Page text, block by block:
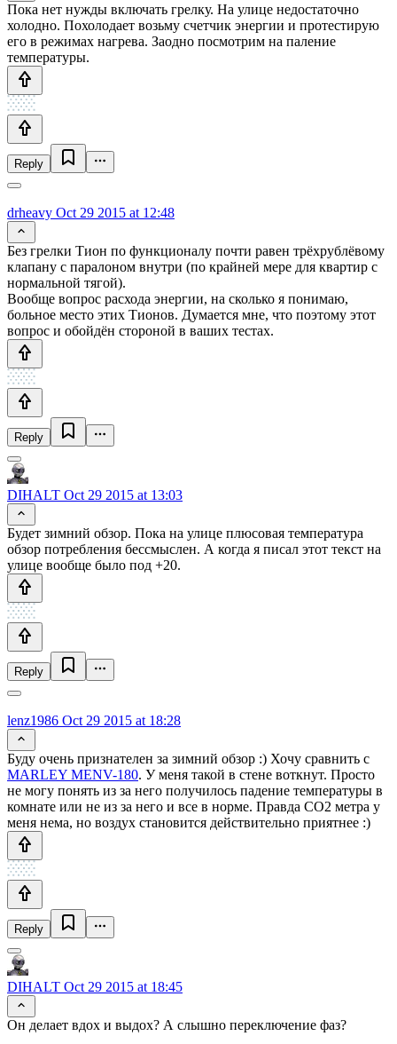
Пока нет нужды включать грелку. На улице недостаточно
холодно. Похолодает возьму счетчик энергии и протестирую
его в режимах нагрева. Заодно посмотрим на паление
температуры.
Reply
drheavy Oct 29 2015 at 12:48
Без грелки Тион по функционалу почти равен трёхрублёвому
клапану с паралоном внутри (по крайней мере для квартир с
нормальной тягой).
Вообще вопрос расхода энергии, на сколько я понимаю,
больное место этих Тионов. Думается мне, что поэтому этот
вопрос и обойдён стороной в ваших тестах.
Reply
DIHALT Oct 29 2015 at 13:03
Будет зимний обзор. Пока на улице плюсовая температура
обзор потребления бессмыслен. А когда я писал этот текст на
улице вообще было под +20.
Reply
lenz1986 Oct 29 2015 at 18:28
Буду очень признателен за зимний обзор :) Хочу сравнить с
MARLEY MENV-180. У меня такой в стене воткнут. Просто
не могу понять из за него получилось падение температуры в
комнате или не из за него и все в норме. Правда СО2 метра у
меня нема, но воздух становится действительно приятнее :)
Reply
DIHALT Oct 29 2015 at 18:45
Он делает вдох и выдох? А слышно переключение фаз?